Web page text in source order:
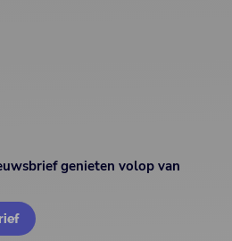
genieten volop van